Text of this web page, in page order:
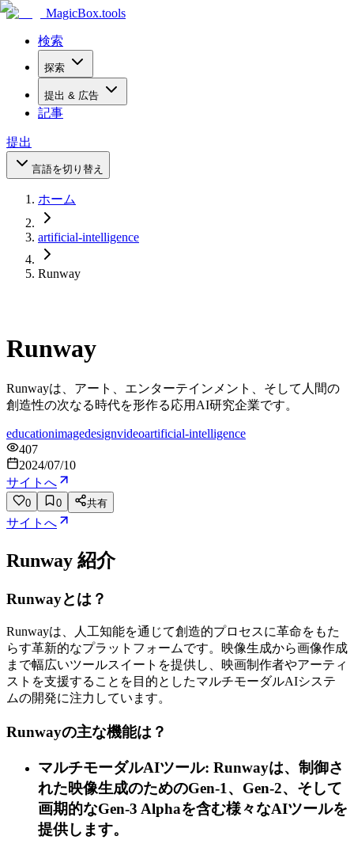
MagicBox.tools
検索
探索
提出 & 広告
記事
提出
言語を切り替え
ホーム
artificial-intelligence
Runway
Runway
Runwayは、アート、エンターテインメント、そして人間の
創造性の次なる時代を形作る応用AI研究企業です。
educationimagedesignvideoartificial-intelligence
407
2024/07/10
サイトへ
0 0 共有
サイトへ
Runway 紹介
Runwayとは？
Runwayは、人工知能を通じて創造的プロセスに革命をもた
らす革新的なプラットフォームです。映像生成から画像作成
まで幅広いツールスイートを提供し、映画制作者やアーティ
ストを支援することを目的としたマルチモーダルAIシステ
ムの開発に注力しています。
Runwayの主な機能は？
マルチモーダルAIツール: Runwayは、制御さ
れた映像生成のためのGen-1、Gen-2、そして
画期的なGen-3 Alphaを含む様々なAIツールを
提供します。